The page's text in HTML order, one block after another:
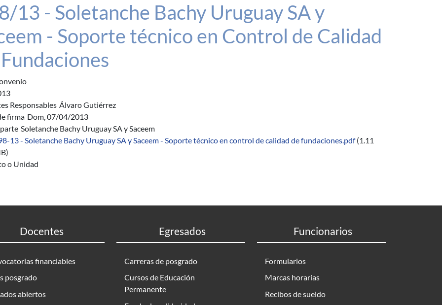
13 - Soletanche Bachy Uruguay SA y
- Soporte técnico en Control de Calidad
Responsables Álvaro Gutiérrez
firma Dom, 07/04/2013
Soletanche Bachy Uruguay SA y Saceem
13 - Soletanche Bachy Uruguay SA y Saceem - Soporte técnico en control de calidad de fundaciones.pdf (1.11
o Unidad
Docentes
financiables
posgrado
abiertos
Egresados
Carreras de posgrado
Cursos de Educación
Permanente
Funcionarios
Formularios
Marcas horarias
Recibos de sueldo